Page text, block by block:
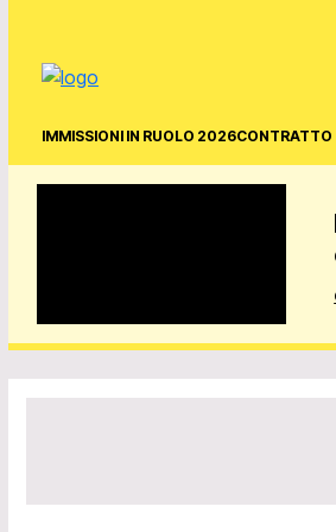
IMMISSIONI IN RUOLO 2026